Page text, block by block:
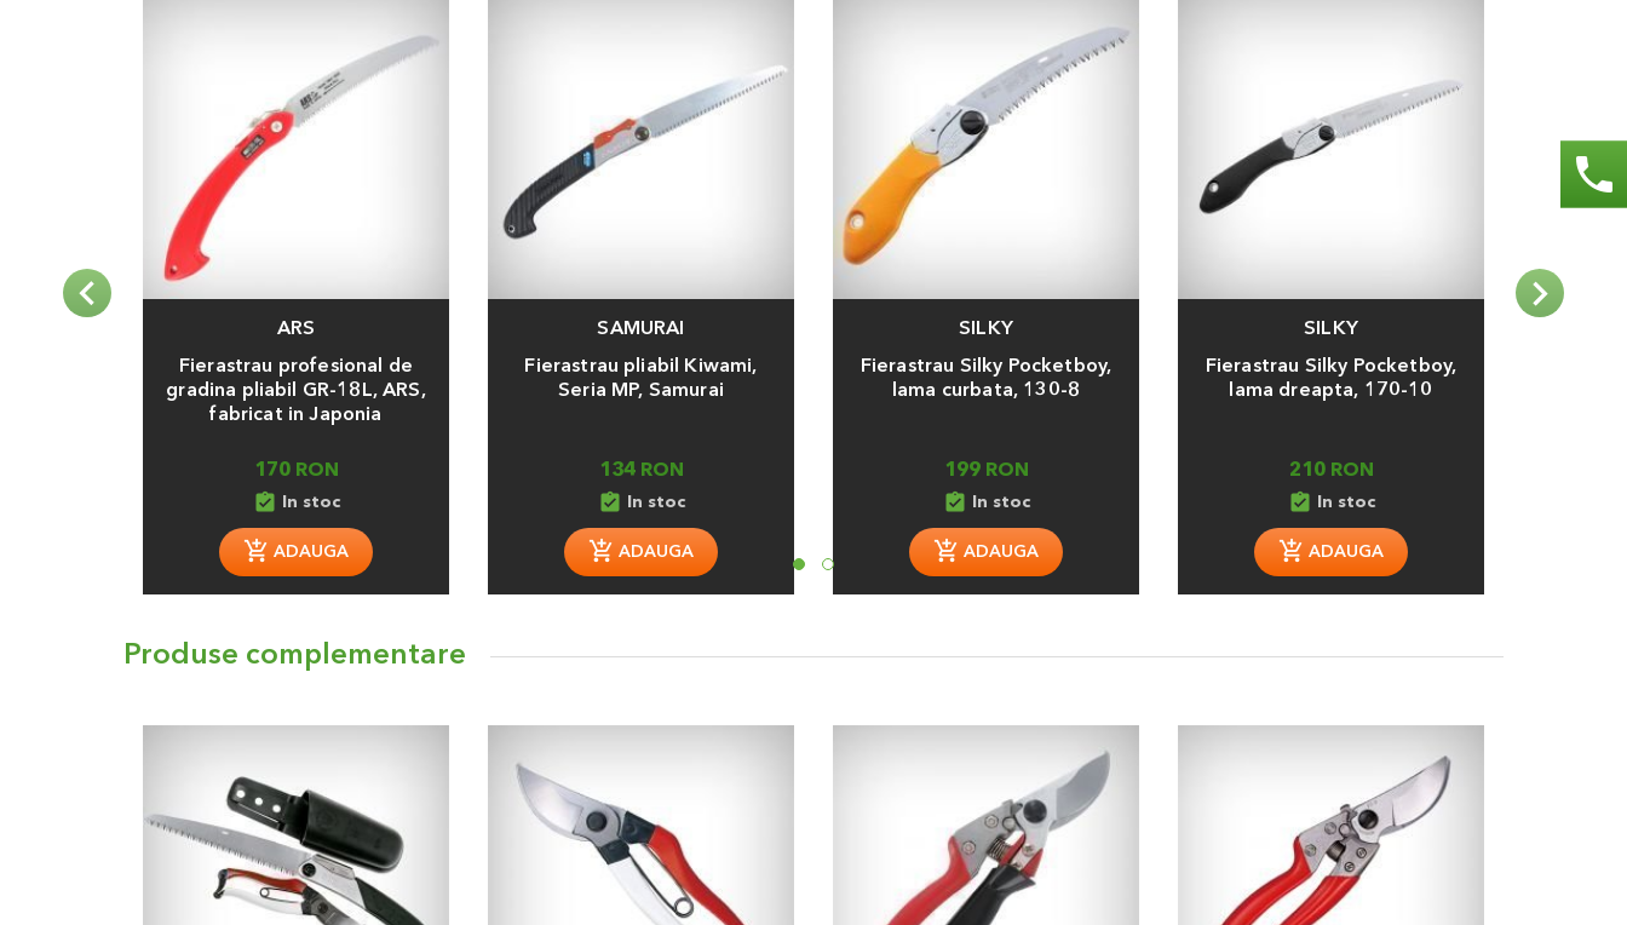
ARS
Fierastrau profesional de
gradina pliabil GR-18L, ARS,
fabricat in Japonia
170 RON
assignment_turned_in In stoc
ADAUGA
SAMURAI
Fierastrau pliabil Kiwami,
Seria MP, Samurai
134 RON
assignment_turned_in In stoc
ADAUGA
SILKY
Fierastrau Silky Pocketboy,
lama curbata, 130-8
199 RON
assignment_turned_in In stoc
ADAUGA
SILKY
Fierastrau Silky Pocketboy,
lama dreapta, 170-10
210 RON
assignment_turned_in In stoc
ADAUGA
Produse complementare
phone